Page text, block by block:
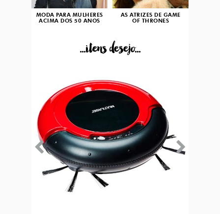
MODA PARA MULHERES
ACIMA DOS 50 ANOS
AS ATRIZES DE GAME
OF THRONES
...itens desejo...